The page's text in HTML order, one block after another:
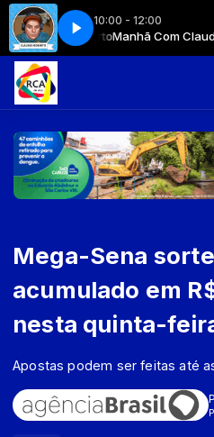
10:00 - 12:00
Roberto Manhã Com Claudio
Mega-Sena
acumulado em
nesta quinta-
Apostas podem ser feitas até